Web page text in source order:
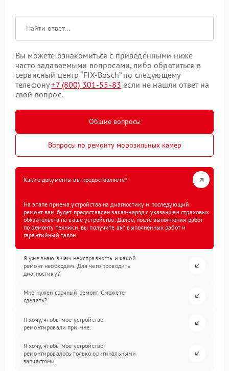
Вы можете ознакомиться с приведенными ниже
часто задаваемыми вопросами, либо обратиться в
сервисный центр “FIX-Bosch” по следующему
телефону+7 (800) 301-55-83 если не нашли ответ на
свой вопрос.
Общие вопросы
Вопросы по ремонту морозильных камер
Какие документы вы предоставляете?
На этапе приема устройства на диагностику и последующий
ремонт вам будет предоставлен заказ-наряд с указанием страховых
обязательств на ваше устройство. Далее, после выполнения работ
по ремонту техники, вы получите акт выполненных работ и
гарантийный талон.
Я уже знаю в чем неисправность и какой
ремонт необходим. Для чего проводить
диагностику?
Мне нужен срочный ремонт. Сможете
сделать?
Я хочу, чтобы мое устройство
ремонтировали при мне.
Я хочу, чтобы мое устройство
ремонтировалось только оригинальными
запчастями.